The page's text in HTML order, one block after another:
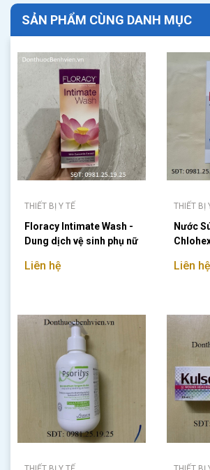
SẢN PHẨM CÙNG DANH MỤC
THIẾT BỊ Y TẾ
Floracy Intimate Wash -
Dung dịch vệ sinh phụ nữ
Liên hệ
THIẾT BỊ
Nước
Liên hệ